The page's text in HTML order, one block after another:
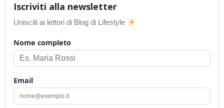
Iscriviti alla newsletter
Unisciti ai lettori di Blog di Lifestyle
Nome completo
Email